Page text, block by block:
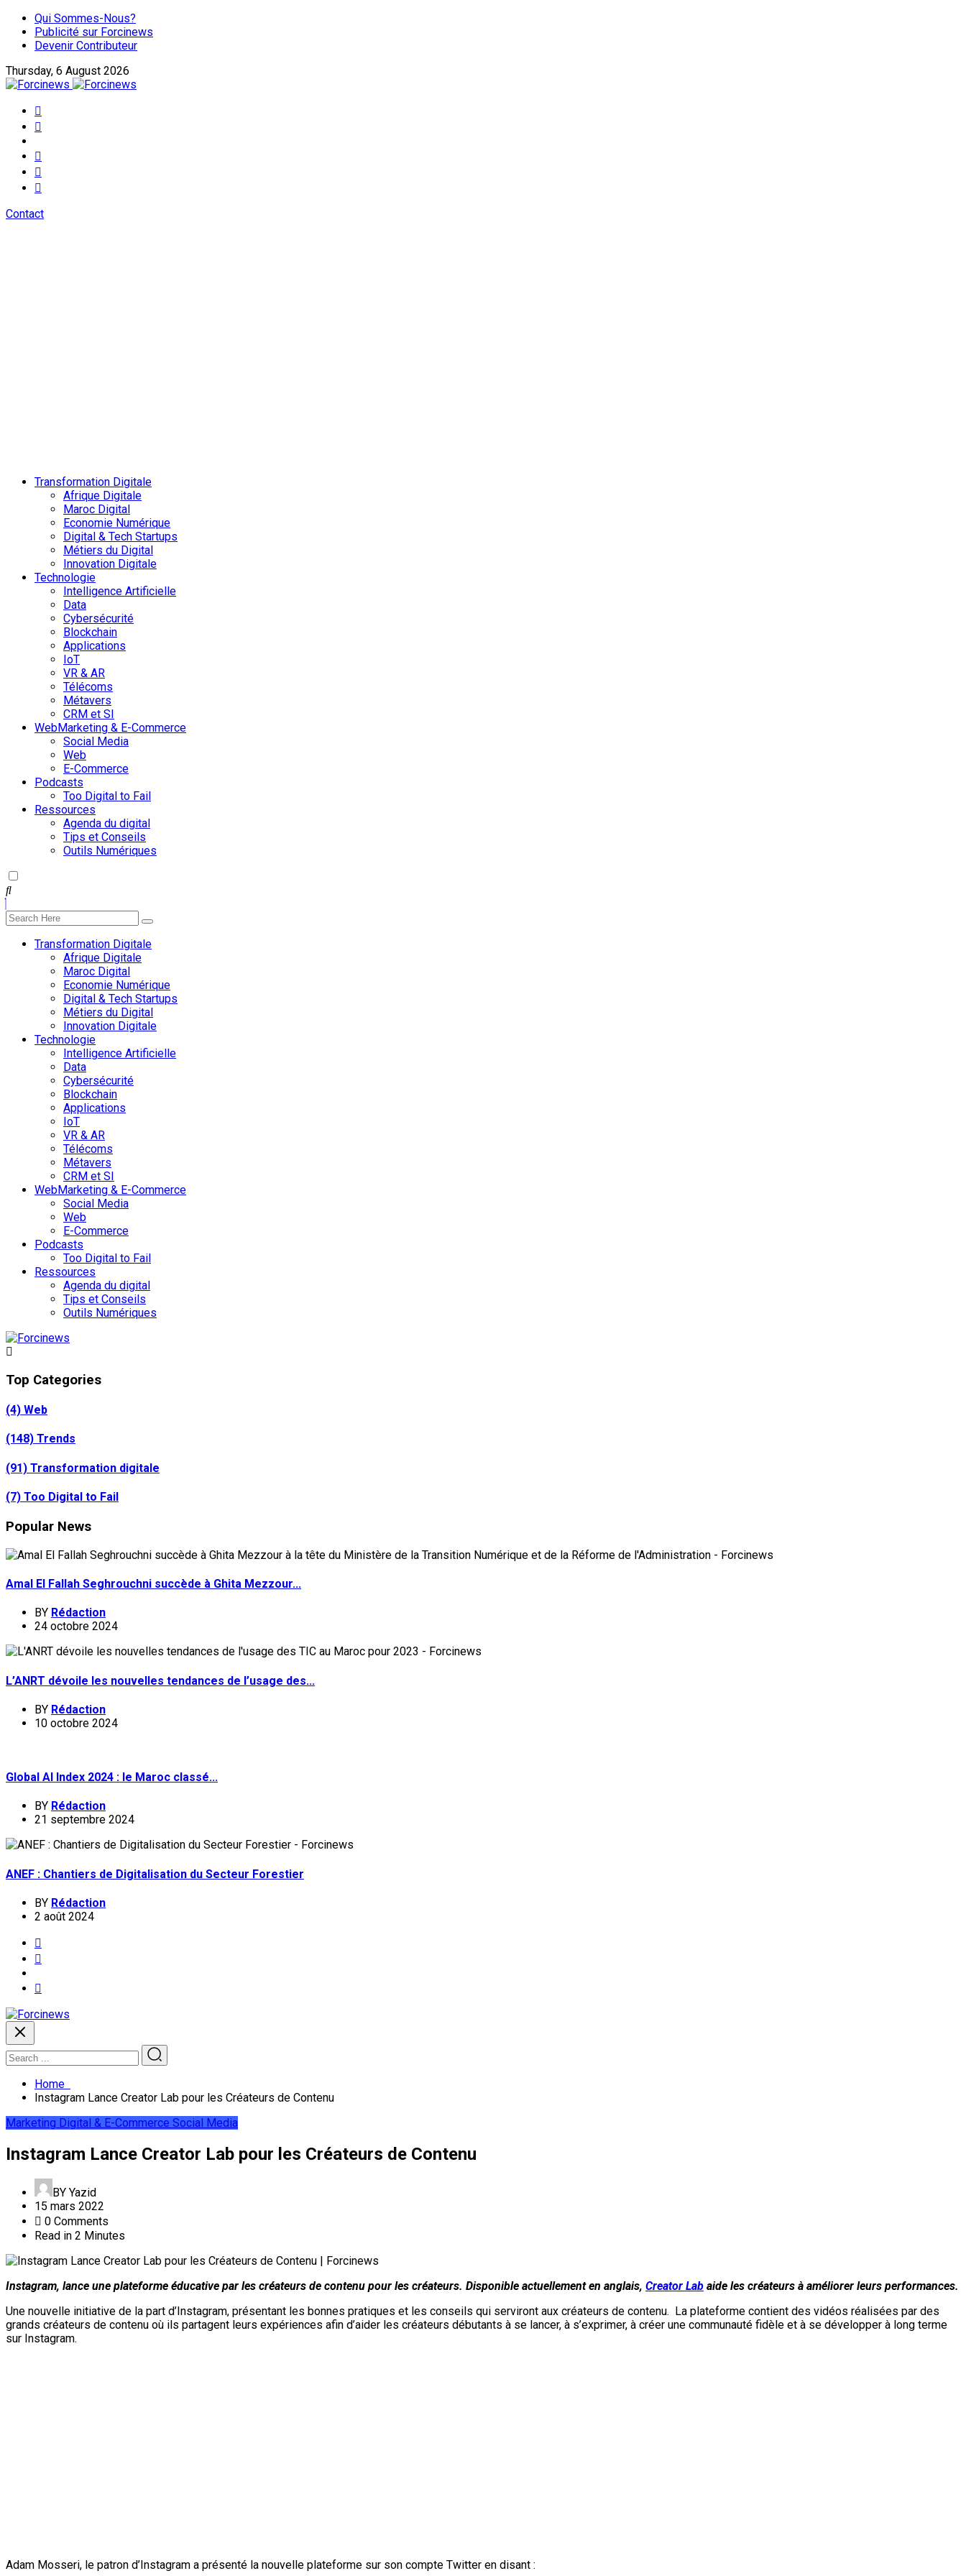
Qui Sommes-Nous?
Publicité sur Forcinews
Devenir Contributeur
Thursday, 6 August 2026
Contact
Transformation Digitale
Afrique Digitale
Maroc Digital
Economie Numérique
Digital & Tech Startups
Métiers du Digital
Innovation Digitale
Technologie
Intelligence Artificielle
Data
Cybersécurité
Blockchain
Applications
IoT
VR & AR
Télécoms
Métavers
CRM et SI
WebMarketing & E-Commerce
Social Media
Web
E-Commerce
Podcasts
Too Digital to Fail
Ressources
Agenda du digital
Tips et Conseils
Outils Numériques
Transformation Digitale
Afrique Digitale
Maroc Digital
Economie Numérique
Digital & Tech Startups
Métiers du Digital
Innovation Digitale
Technologie
Intelligence Artificielle
Data
Cybersécurité
Blockchain
Applications
IoT
VR & AR
Télécoms
Métavers
CRM et SI
WebMarketing & E-Commerce
Social Media
Web
E-Commerce
Podcasts
Too Digital to Fail
Ressources
Agenda du digital
Tips et Conseils
Outils Numériques
Top Categories
(4) Web
(148) Trends
(91) Transformation digitale
(7) Too Digital to Fail
Popular News
Amal El Fallah Seghrouchni succède à Ghita Mezzour...
BY Rédaction
24 octobre 2024
L’ANRT dévoile les nouvelles tendances de l’usage des...
BY Rédaction
10 octobre 2024
Global AI Index 2024 : le Maroc classé...
BY Rédaction
21 septembre 2024
ANEF : Chantiers de Digitalisation du Secteur Forestier
BY Rédaction
2 août 2024
Home
Instagram Lance Creator Lab pour les Créateurs de Contenu
Marketing Digital & E-Commerce Social Media
Instagram Lance Creator Lab pour les Créateurs de Contenu
BY Yazid
15 mars 2022
0 Comments
Read in 2 Minutes
Instagram, lance une plateforme éducative par les créateurs de contenu pour les créateurs. Disponible actuellement en anglais, Creator Lab aide les créateurs à améliorer leurs performances.
Une nouvelle initiative de la part d’Instagram, présentant les bonnes pratiques et les conseils qui serviront aux créateurs de contenu. La plateforme contient des vidéos réalisées par des
grands créateurs de contenu où ils partagent leurs expériences afin d’aider les créateurs débutants à se lancer, à s’exprimer, à créer une communauté fidèle et à se développer à long terme
sur Instagram.
Adam Mosseri, le patron d’Instagram a présenté la nouvelle plateforme sur son compte Twitter en disant :